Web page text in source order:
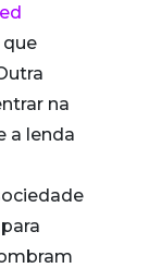
que
na
a lenda